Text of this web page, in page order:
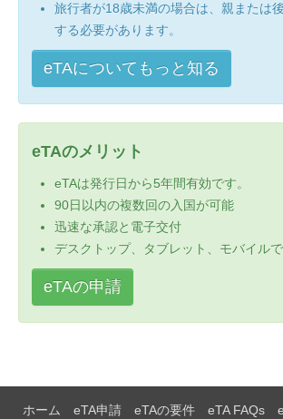
旅行者が18歳未満の場合は、親または
する必要があります。
eTAについてもっと知る
eTAのメリット
eTAは発行日から5年間有効です。
90日以内の複数回の入国が可能
迅速な承認と電子交付
デスクトップ、タブレット、モバイル
eTAの申請
ホーム eTA申請 eTAの要件 eTA FAQs